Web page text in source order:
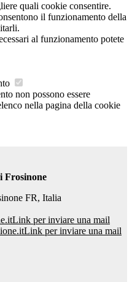
quali cookie consentire.
il funzionamento della
al funzionamento potete
non possono essere
nella pagina della cookie
Frosinone
FR, Italia
Link per inviare una mail
Link per inviare una mail